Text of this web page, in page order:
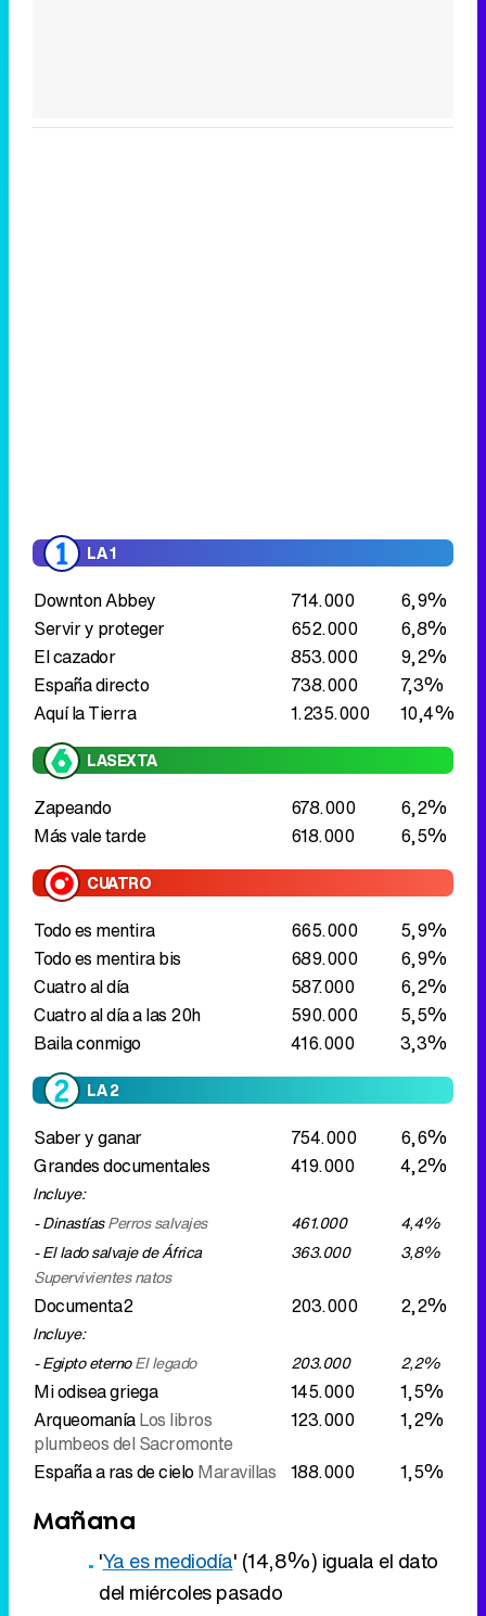
LA 1
Downton Abbey 714.000
6,9%
Servir y proteger
652.000
6,8%
El cazador
853.000
9,2%
España directo
738.000
7,3%
Aquí la Tierra
1.235.000 10,4%
LASEXTA
Zapeando 678.000
6,2%
Más vale tarde
618.000 6,5%
CUATRO
Todo es mentira 665.000
5,9%
Todo es mentira bis
689.000
6,9%
Cuatro al día
587.000
6,2%
Cuatro al día a las 20h
590.000
5,5%
Baila conmigo
416.000 3,3%
LA 2
Saber y ganar 754.000
6,6%
Grandes documentales
419.000 4,2%
Incluye:
- DinastíasPerros salvajes 461.000
4,4%
- El lado salvaje de África
Supervivientes natos
363.000 3,8%
Documenta2 203.000 2,2%
Incluye:
- Egipto eternoEl legado 203.000 2,2%
Mi odisea griega 145.000
1,5%
ArqueomaníaLos libros
plumbeos del Sacromonte
123.000
1,2%
España a ras de cieloMaravillas 188.000 1,5%
Mañana
'Ya es mediodía' (14,8%) iguala el dato
del miércoles pasado